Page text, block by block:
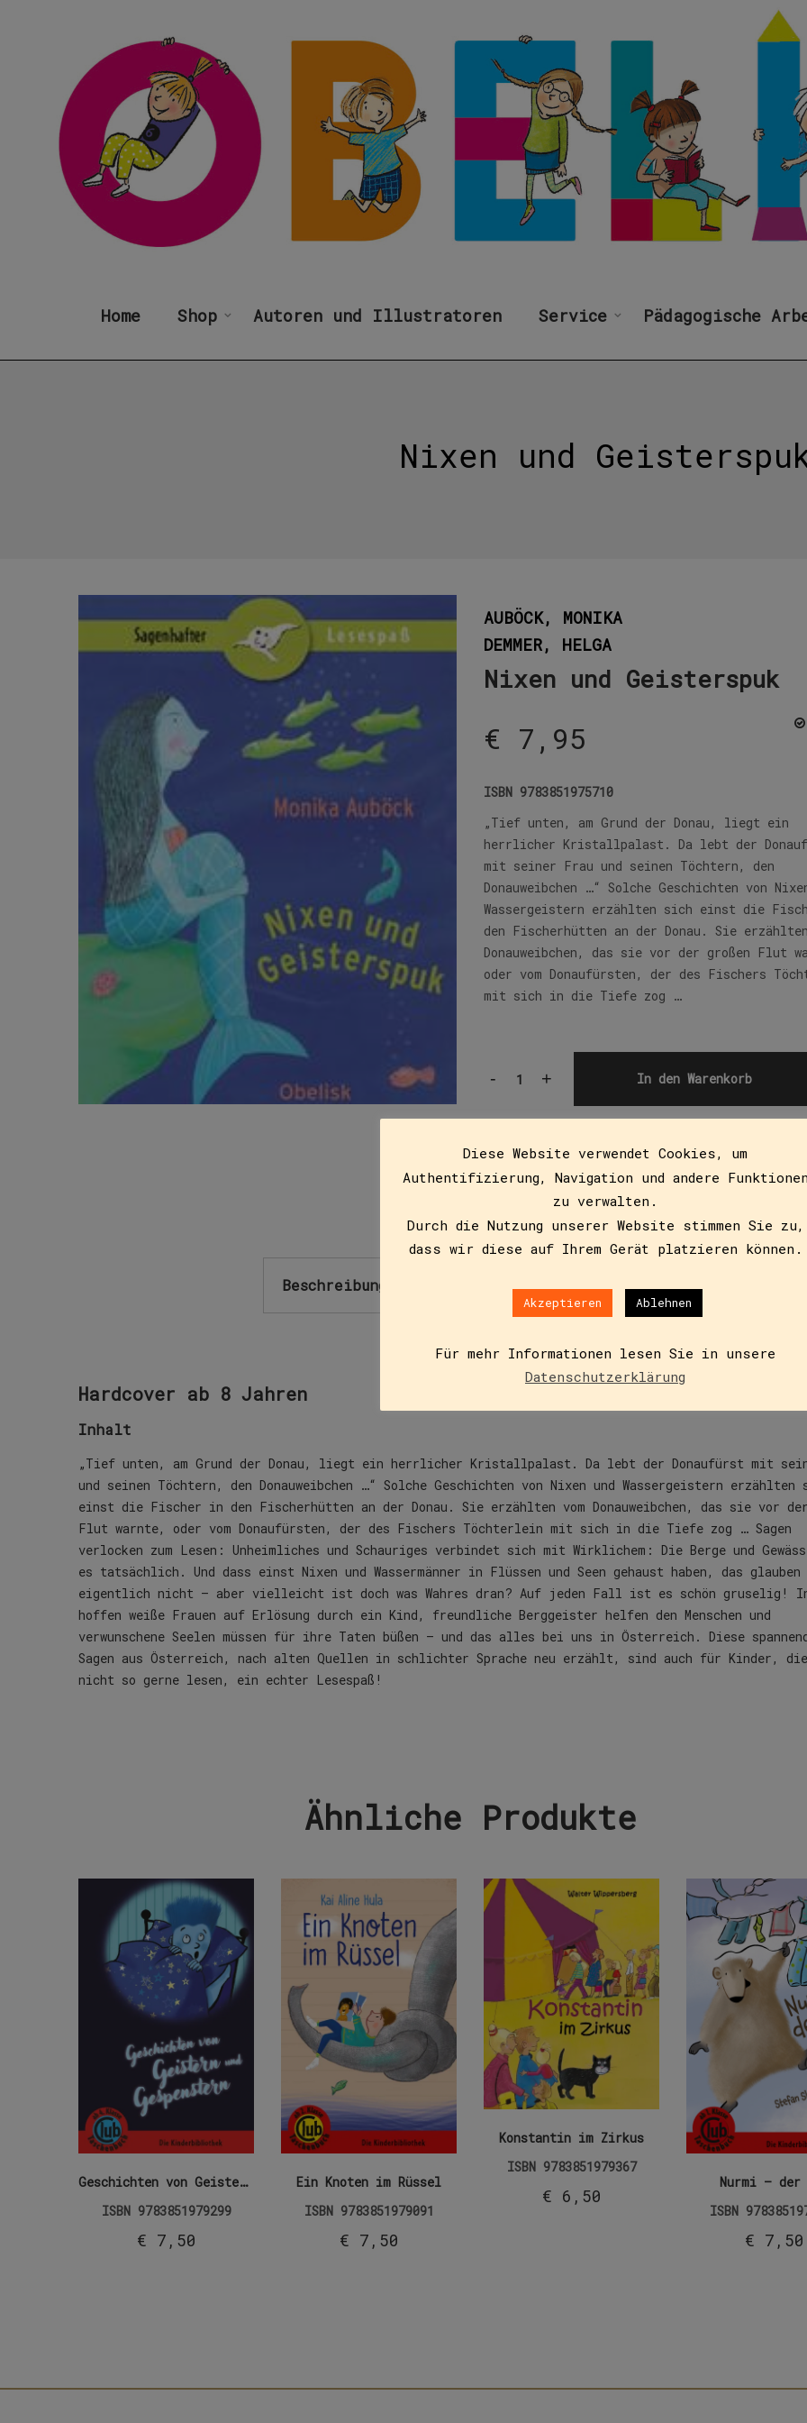
Home Shop Autoren und Illustratoren Service Pädagogische
Nixen und
AUBÖCK, MONIKA
DEMMER, HELGA
Nixen und Geisterspuk
€ 7,95
ISBN 9783851975710
„Tief unten, am Grund der Donau, liegt ein
herrlicher Kristallpalast. Da lebt der
mit seiner Frau und seinen Töchtern, den
Donauweibchen …“ Solche Geschichten von
Wassergeistern erzählten sich einst die
den Fischerhütten an der Donau. Sie
Donauweibchen, das sie vor der großen Flut
oder vom Donaufürsten, der des Fischers
mit sich in die Tiefe zog …
- + In den Warenkorb
Beschreibung Zusätzliche Informationen
Hardcover ab 8 Jahren
Inhalt
„Tief unten, am Grund der Donau, liegt ein herrlicher Kristallpalast. Da lebt der Donaufürst mit
und seinen Töchtern, den Donauweibchen …“ Solche Geschichten von Nixen und Wassergeistern erzählten
einst die Fischer in den Fischerhütten an der Donau. Sie erzählten vom Donauweibchen, das sie vor
Flut warnte, oder vom Donaufürsten, der des Fischers Töchterlein mit sich in die Tiefe zog … Sagen
verlocken zum Lesen: Unheimliches und Schauriges verbindet sich mit Wirklichem: Die Berge und
es tatsächlich. Und dass einst Nixen und Wassermänner in Flüssen und Seen gehaust haben, das
eigentlich nicht – aber vielleicht ist doch was Wahres dran? Auf jeden Fall ist es schön gruselig! In
hoffen weiße Frauen auf Erlösung durch ein Kind, freundliche Berggeister helfen den Menschen und
verwunschene Seelen müssen für ihre Taten büßen – und das alles bei uns in Österreich. Diese
Sagen aus Österreich, nach alten Quellen in schlichter Sprache neu erzählt, sind auch für Kinder,
nicht so gerne lesen, ein echter Lesespaß!
Ähnliche Produkte
Geschichten von Geistern und Gespenstern
ISBN 9783851979299
€ 7,50
Ein Knoten im Rüssel
ISBN 9783851979091
€ 7,50
Konstantin im Zirkus
ISBN 9783851979367
€ 6,50
Nurmi – der
ISBN
€ 7,50
Diese Website verwendet Cookies, um
Authentifizierung, Navigation und andere Funktionen
zu verwalten.
Durch die Nutzung unserer Website stimmen Sie zu,
dass wir diese auf Ihrem Gerät platzieren können.
Akzeptieren Ablehnen
Für mehr Informationen lesen Sie in unsere
Datenschutzerklärung